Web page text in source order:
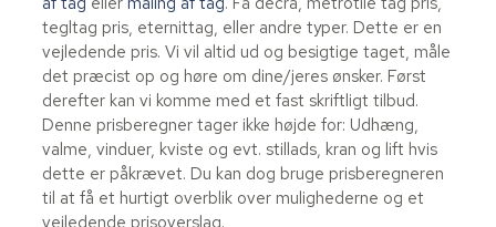
tegltag pris, eternittag, eller andre typer. Dette er en
vejledende pris. Vi vil altid ud og besigtige taget, måle
det præcist op og høre om dine/jeres ønsker. Først
derefter kan vi komme med et fast skriftligt tilbud.
Denne prisberegner tager ikke højde for: Udhæng,
valme, vinduer, kviste og evt. stillads, kran og lift hvis
dette er påkrævet. Du kan dog bruge prisberegneren
til at få et hurtigt overblik over mulighederne og et
vejledende prisoverslag.